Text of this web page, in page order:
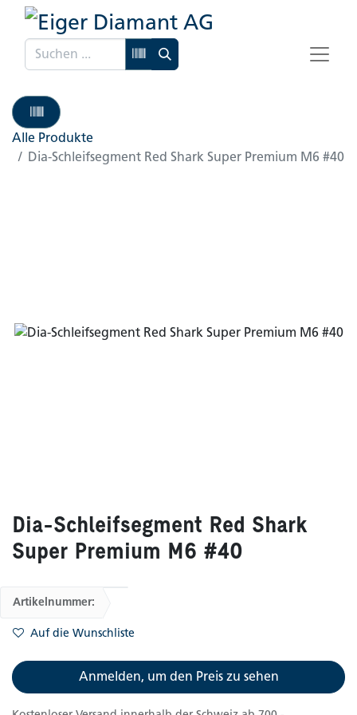
Alle Produkte
Dia-Schleifsegment Red Shark Super Premium M6 #40
Dia-Schleifsegment Red Shark
Super Premium M6 #40
Artikelnummer:
Auf die Wunschliste
Anmelden, um den Preis zu sehen